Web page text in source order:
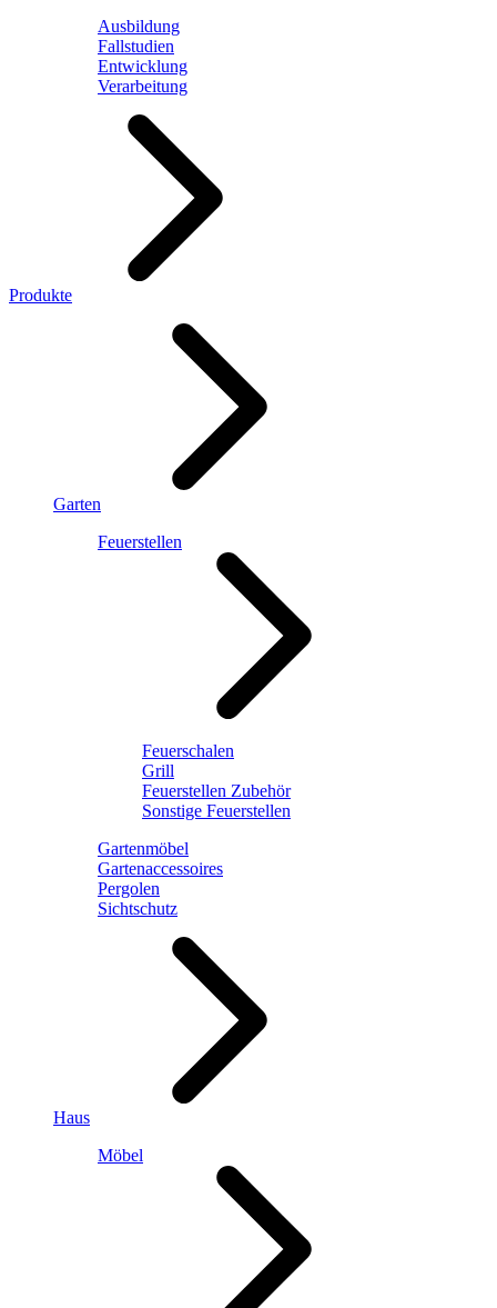
Ausbildung
Fallstudien
Entwicklung
Verarbeitung
Produkte
Garten
Feuerstellen
Feuerschalen
Grill
Feuerstellen Zubehör
Sonstige Feuerstellen
Gartenmöbel
Gartenaccessoires
Pergolen
Sichtschutz
Haus
Möbel